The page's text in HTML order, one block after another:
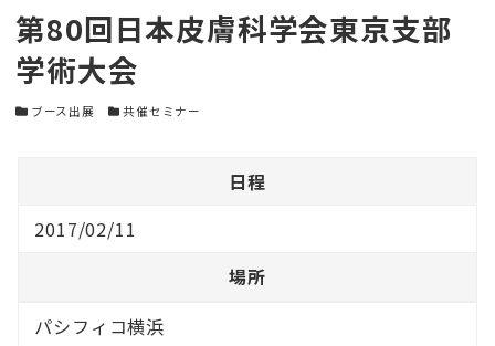
第80回日本皮膚科学会東京支部
学術大会
学会カテゴリー
ブース出展 学会カテゴリー
共催セミナー
日程
2017/02/11
場所
パシフィコ横浜